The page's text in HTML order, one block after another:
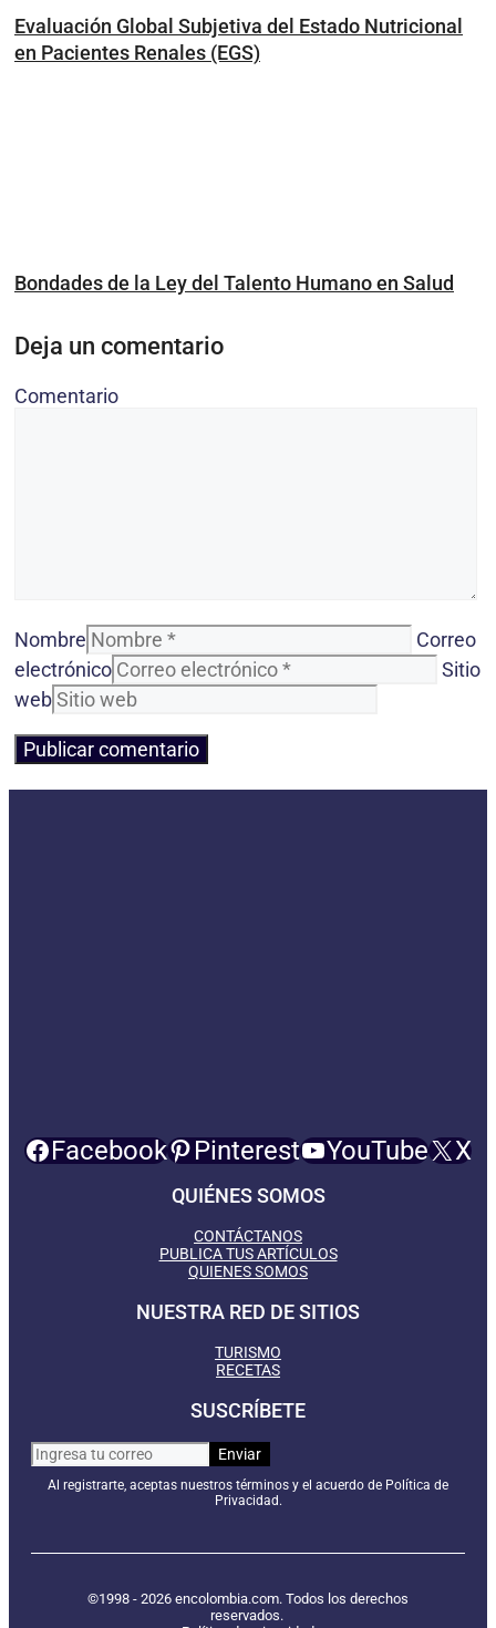
Evaluación Global Subjetiva del Estado Nutricional
en Pacientes Renales (EGS)
Bondades de la Ley del Talento Humano en Salud
Deja un comentario
Comentario
Nombre
Correo
electrónico
Sitio
web
Facebook Pinterest YouTube X
QUIÉNES SOMOS
CONTÁCTANOS
PUBLICA TUS ARTÍCULOS
QUIENES SOMOS
NUESTRA RED DE SITIOS
TURISMO
RECETAS
SUSCRÍBETE
Al registrarte, aceptas nuestros términos y el acuerdo de Política de
Privacidad.
©1998 - 2026 encolombia.com. Todos los derechos
reservados.